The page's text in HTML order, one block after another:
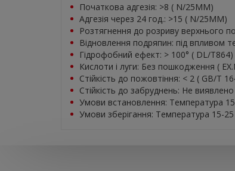
Початкова адгезія: >8 ( N/25MM)
Адгезія через 24 год.: >15 ( N/25MM)
Розтягнення до розриву верхнього
Відновлення подряпин: під впливом
Гідрофобний ефект: > 100° ( DL/T864)
Кислоти і луги: Без пошкодження (
Стійкість до пожовтіння: < 2 ( GB/T
Стійкість до забруднень: Не
Умови встановлення: Температура
Умови зберігання: Температура 15-